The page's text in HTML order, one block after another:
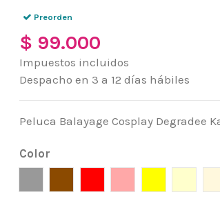
Preorden
$ 99.000
Impuestos incluidos
Despacho en 3 a 12 días hábiles
Peluca Balayage Cosplay Degradee
Color